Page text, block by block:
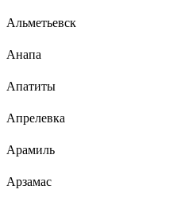
Альметьевск
Анапа
Апатиты
Апрелевка
Арамиль
Арзамас